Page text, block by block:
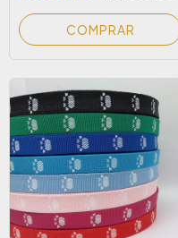
COMPRAR